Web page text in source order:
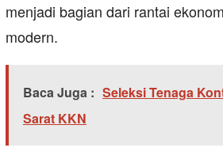
menjadi bagian dari rantai
modern.
Baca Juga : Seleksi Tenaga
Sarat KKN